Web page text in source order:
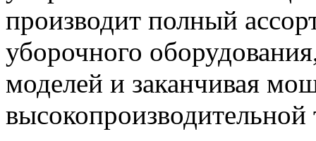
производит полный
уборочного
моделей и заканчивая
высокопроизводительной